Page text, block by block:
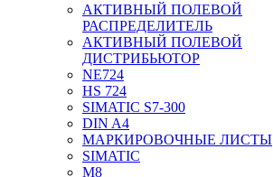
АКТИВНЫЙ ПОЛЕВОЙ
РАСПРЕДЕЛИТЕЛЬ
АКТИВНЫЙ ПОЛЕВОЙ
ДИСТРИБЬЮТОР
NE724
HS 724
SIMATIC S7-300
DIN A4
МАРКИРОВОЧНЫЕ ЛИСТЫ
SIMATIC
M8